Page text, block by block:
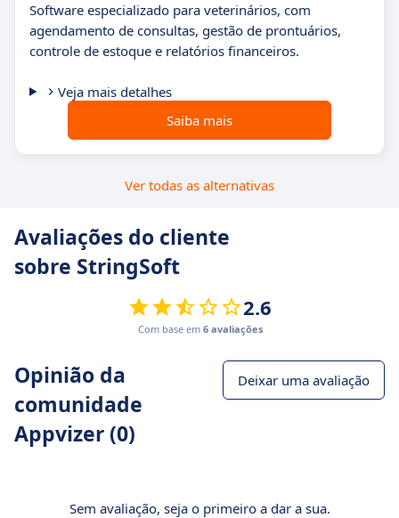
Software especializado para veterinários, com
agendamento de consultas, gestão de prontuários,
controle de estoque e relatórios financeiros.
Veja mais detalhes
Saiba mais
Ver todas as alternativas
Avaliações do cliente
sobre StringSoft
2.6
Com base em 6 avaliações
Opinião da
comunidade
Appvizer (0)
Deixar uma avaliação
Sem avaliação, seja o primeiro a dar a sua.